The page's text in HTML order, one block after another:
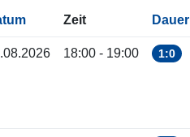
Zeit Dauer
18:00 - 19:00 1:0